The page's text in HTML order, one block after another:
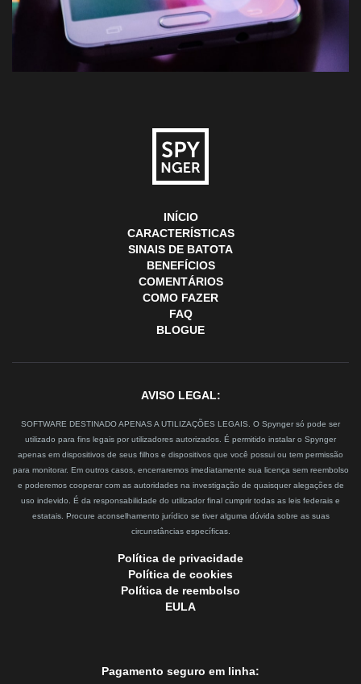
INÍCIO
CARACTERÍSTICAS
SINAIS DE BATOTA
BENEFÍCIOS
COMENTÁRIOS
COMO FAZER
FAQ
BLOGUE
AVISO LEGAL:
SOFTWARE DESTINADO APENAS A UTILIZAÇÕES LEGAIS. O Spynger só pode ser
utilizado para fins legais por utilizadores autorizados. É permitido instalar o Spynger
apenas em dispositivos de seus filhos e dispositivos que você possui ou tem permissão
para monitorar. Em outros casos, encerraremos imediatamente sua licença sem reembolso
e poderemos cooperar com as autoridades na investigação de quaisquer alegações de
uso indevido. É da responsabilidade do utilizador final cumprir todas as leis federais e
estatais. Procure aconselhamento jurídico se tiver alguma dúvida sobre as suas
circunstâncias específicas.
Política de privacidade
Política de cookies
Política de reembolso
EULA
Pagamento seguro em linha: